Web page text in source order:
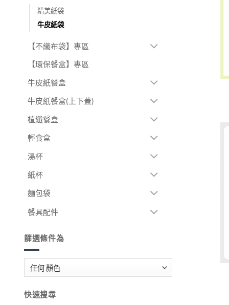
精美紙袋
牛皮紙袋
【不織布袋】專區
【環保餐盒】專區
牛皮紙餐盒
牛皮紙餐盒(上下蓋)
植纖餐盒
輕食盒
湯杯
紙杯
麵包袋
餐具配件
篩選條件為
快速搜尋